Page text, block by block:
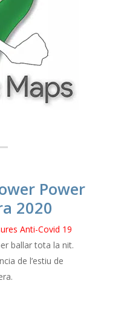
Power
2020
Anti-Covid 19
ballar tota la nit.
de l’estiu de